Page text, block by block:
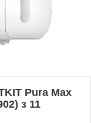
Pura Max
з 11